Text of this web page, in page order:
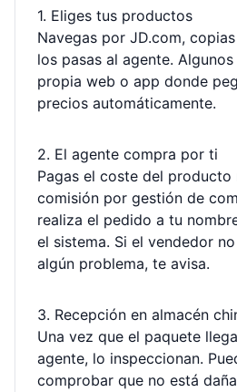
1. Eliges tus productos
Navegas por JD.com,
los pasas al agente.
propia web o app donde
precios automáticamente.
2. El agente compra por ti
Pagas el coste del producto
comisión por gestión de
realiza el pedido a tu
el sistema. Si el vendedor
algún problema, te avisa.
3. Recepción en almacén
Una vez que el paquete
agente, lo inspeccionan.
comprobar que no está